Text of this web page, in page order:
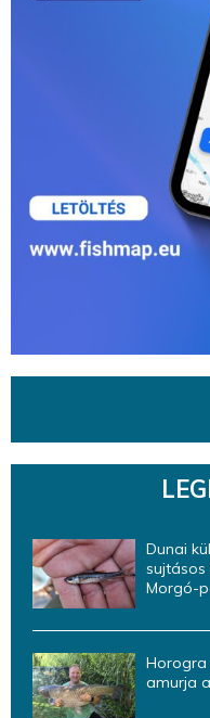
Dunai
sujtásos
Morgó-
Horogra
amurja